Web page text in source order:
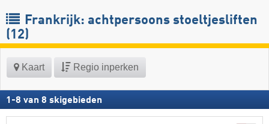
Frankrijk: achtpersoons stoeltjesliften
(12)
Kaart Regio inperken
1 -8 van 8 skigebieden